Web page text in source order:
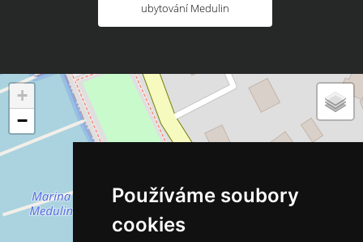
Používáme soubory
cookies
ubytování Medulin
+
−